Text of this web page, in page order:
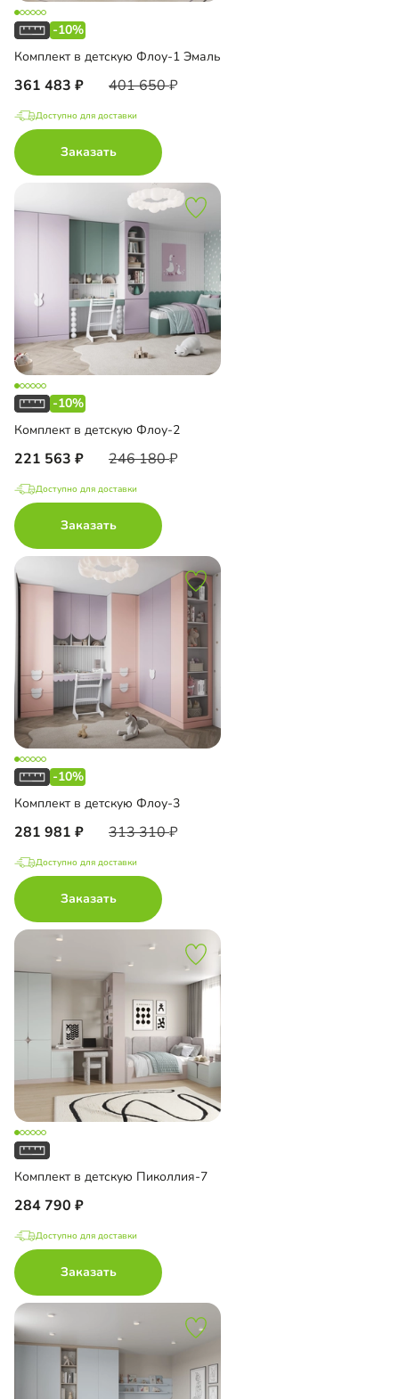
-10%
Комплект в детскую Флоу-1 Эмаль
361 483 401 650
Доступно для доставки
Заказать
-10%
Комплект в детскую Флоу-2
221 563 246 180
Доступно для доставки
Заказать
-10%
Комплект в детскую Флоу-3
281 981 313 310
Доступно для доставки
Заказать
Комплект в детскую Пиколлия-7
284 790
Доступно для доставки
Заказать